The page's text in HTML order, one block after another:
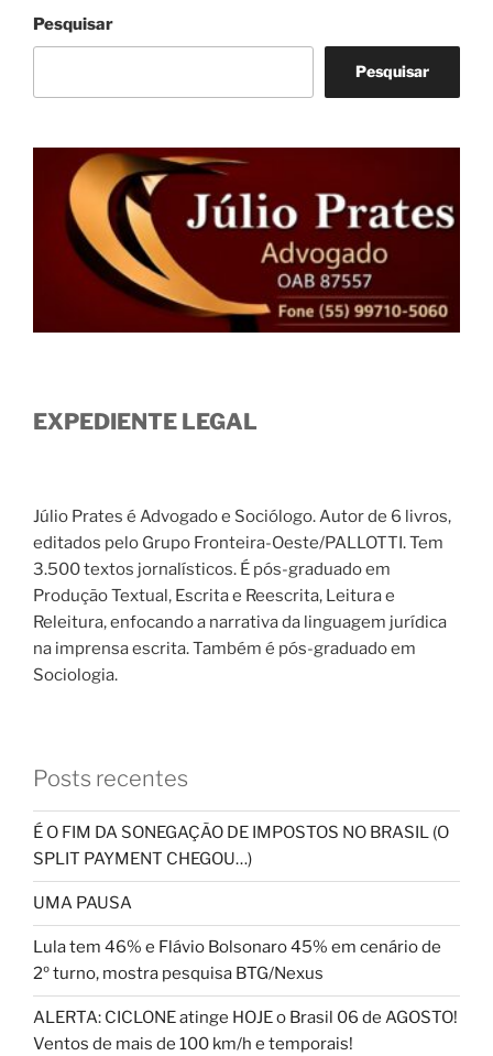
Pesquisar
Pesquisar
EXPEDIENTE LEGAL
Júlio Prates é Advogado e Sociólogo. Autor de 6 livros,
editados pelo Grupo Fronteira-Oeste/PALLOTTI. Tem
3.500 textos jornalísticos. É pós-graduado em
Produção Textual, Escrita e Reescrita, Leitura e
Releitura, enfocando a narrativa da linguagem jurídica
na imprensa escrita. Também é pós-graduado em
Sociologia.
Posts recentes
É O FIM DA SONEGAÇÃO DE IMPOSTOS NO BRASIL (O
SPLIT PAYMENT CHEGOU…)
UMA PAUSA
Lula tem 46% e Flávio Bolsonaro 45% em cenário de
2º turno, mostra pesquisa BTG/Nexus
ALERTA: CICLONE atinge HOJE o Brasil 06 de AGOSTO!
Ventos de mais de 100 km/h e temporais!